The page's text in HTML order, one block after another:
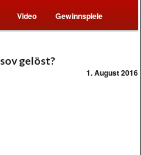
Video Gewinnspiele
gelöst?
1. August 2016